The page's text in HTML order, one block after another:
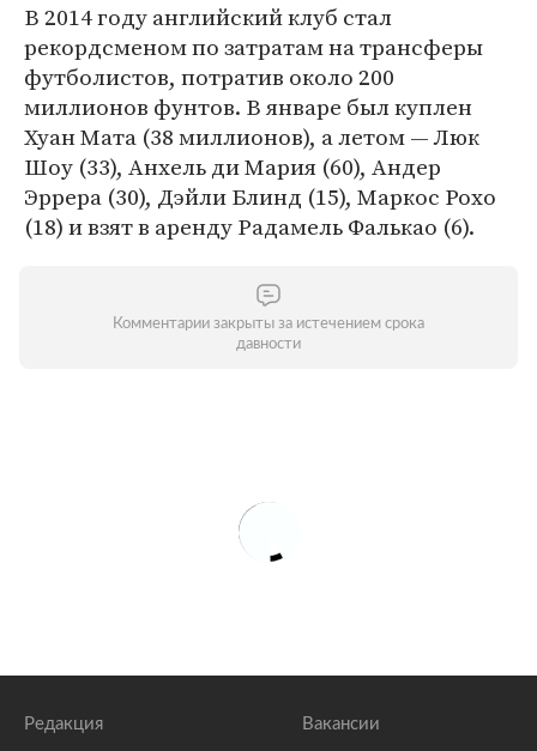
В 2014 году английский клуб стал
рекордсменом по затратам на трансферы
футболистов, потратив около 200
миллионов фунтов. В январе был куплен
Хуан Мата (38 миллионов), а летом — Люк
Шоу (33), Анхель ди Мария (60), Андер
Эррера (30), Дэйли Блинд (15), Маркос Рохо
(18) и взят в аренду Радамель Фалькао (6).
Комментарии закрыты за истечением срока
давности
Редакция Вакансии